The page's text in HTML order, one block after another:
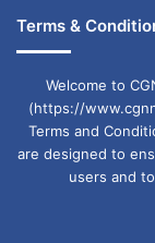
असम के पुलिस
अगस्त को सीमा
निर्देश दिया है.
Terms &
Welcome to
(https://
Terms and
are designed to
users and